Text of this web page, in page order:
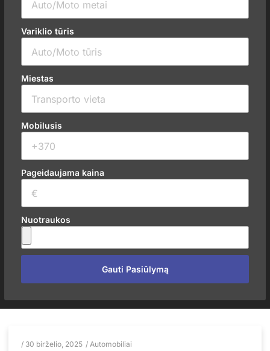
Variklio tūris
Miestas
Mobilusis
Pageidaujama kaina
Nuotraukos
Gauti Pasiūlymą
/ 30 birželio, 2025 / Automobiliai